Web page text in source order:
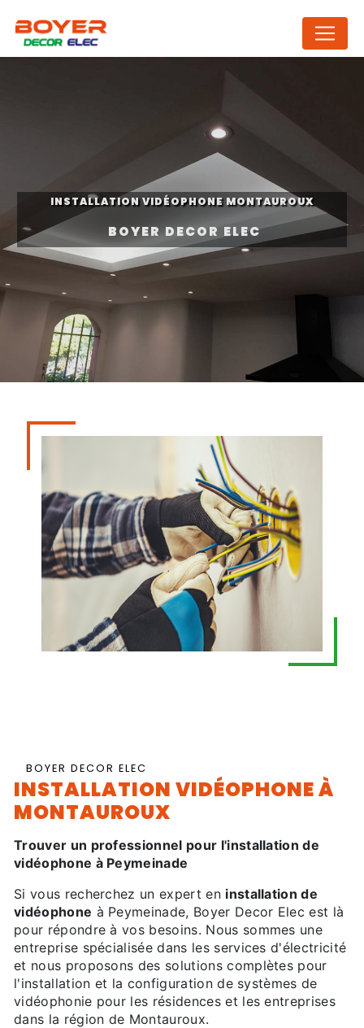
INSTALLATION VIDÉOPHONE MONTAUROUX
BOYER DECOR ELEC
BOYER DECOR ELEC
INSTALLATION VIDÉOPHONE À
MONTAUROUX
Trouver un professionnel pour l'installation de
vidéophone à Peymeinade
Si vous recherchez un expert en installation de
vidéophone à Peymeinade, Boyer Decor Elec est là
pour répondre à vos besoins. Nous sommes une
entreprise spécialisée dans les services d'électricité
et nous proposons des solutions complètes pour
l'installation et la configuration de systèmes de
vidéophonie pour les résidences et les entreprises
dans la région de Montauroux.